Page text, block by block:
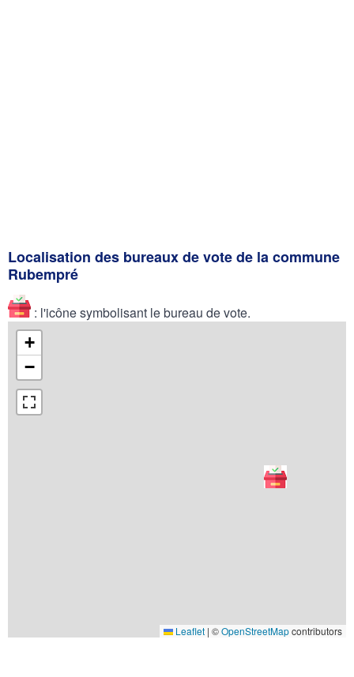
Localisation des bureaux de vote de la commune
Rubempré
: l'icône symbolisant le bureau de vote.
+
−
Leaflet | ©OpenStreetMapcontributors